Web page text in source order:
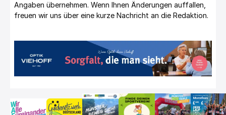
Angaben übernehmen. Wenn Ihnen Änderungen auffallen,
freuen wir uns über eine kurze Nachricht an die Redaktion.